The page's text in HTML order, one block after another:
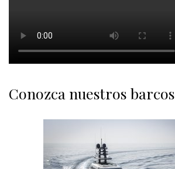
Conozca nuestros barcos